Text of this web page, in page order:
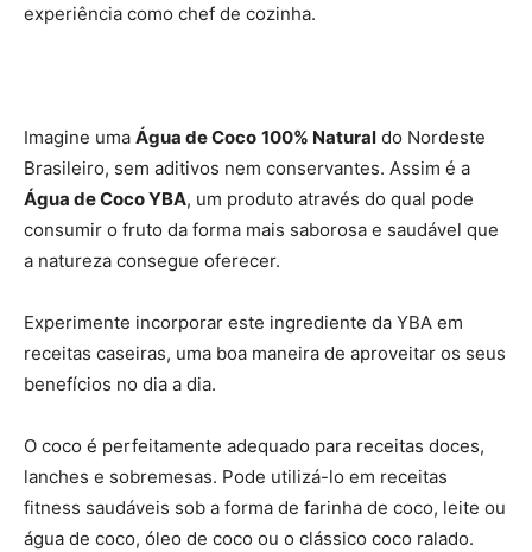
experiência como chef de cozinha.
Imagine uma Água de Coco 100% Natural do Nordeste
Brasileiro, sem aditivos nem conservantes. Assim é a
Água de Coco YBA, um produto através do qual pode
consumir o fruto da forma mais saborosa e saudável que
a natureza consegue oferecer.
Experimente incorporar este ingrediente da YBA em
receitas caseiras, uma boa maneira de aproveitar os seus
benefícios no dia a dia.
O coco é perfeitamente adequado para receitas doces,
lanches e sobremesas. Pode utilizá-lo em receitas
fitness saudáveis sob a forma de farinha de coco, leite ou
água de coco, óleo de coco ou o clássico coco ralado.